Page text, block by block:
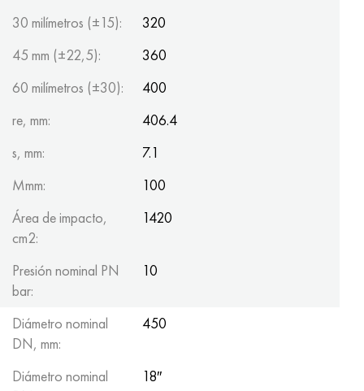
30 milímetros (±15):
320
45 mm (±22,5):
360
60 milímetros (±30):
400
re, mm:
406.4
s, mm:
7.1
Mmm:
100
Área de impacto,
cm2:
1420
Presión nominal PN
bar:
10
Diámetro nominal
DN, mm:
450
Diámetro nominal
18″